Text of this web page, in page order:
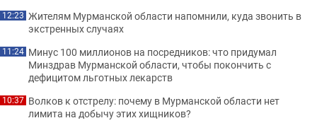
12:23 Жителям Мурманской области напомнили, куда звонить в
экстренных случаях
11:24 Минус 100 миллионов на посредников: что придумал
Минздрав Мурманской области, чтобы покончить с
дефицитом льготных лекарств
10:37 Волков к отстрелу: почему в Мурманской области нет
лимита на добычу этих хищников?